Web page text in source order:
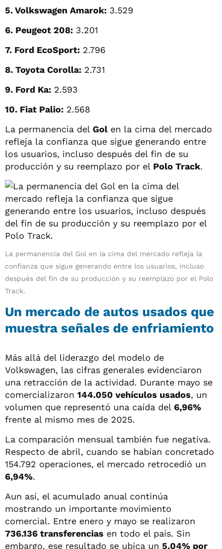
5. Volkswagen Amarok: 3.529
6. Peugeot 208: 3.201
7. Ford EcoSport: 2.796
8. Toyota Corolla: 2.731
9. Ford Ka: 2.593
10. Fiat Palio: 2.568
La permanencia del Gol en la cima del mercado
refleja la confianza que sigue generando entre
los usuarios, incluso después del fin de su
producción y su reemplazo por el Polo Track.
La permanencia del Gol en la cima del mercado refleja la
confianza que sigue generando entre los usuarios, incluso
después del fin de su producción y su reemplazo por el Polo
Track.
Un mercado de autos usados que
muestra señales de enfriamiento
Más allá del liderazgo del modelo de
Volkswagen, las cifras generales evidenciaron
una retracción de la actividad. Durante mayo se
comercializaron 144.050 vehículos usados, un
volumen que representó una caída del 6,96%
frente al mismo mes de 2025.
La comparación mensual también fue negativa.
Respecto de abril, cuando se habían concretado
154.792 operaciones, el mercado retrocedió un
6,94%.
Aun así, el acumulado anual continúa
mostrando un importante movimiento
comercial. Entre enero y mayo se realizaron
736.136 transferencias en todo el país. Sin
embargo, ese resultado se ubica un 5,04% por